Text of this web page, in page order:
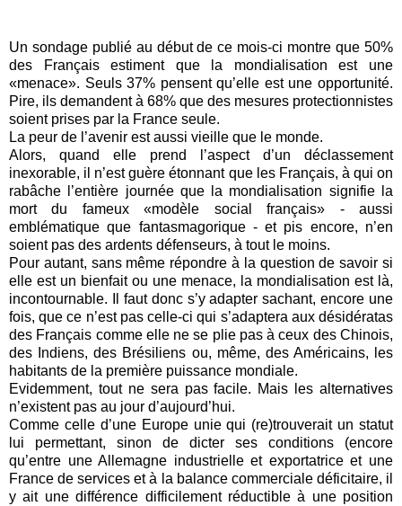
Un sondage publié au début de ce mois-ci montre que 50%
des Français estiment que la mondialisation est une
«menace». Seuls 37% pensent qu’elle est une opportunité.
Pire, ils demandent à 68% que des mesures protectionnistes
soient prises par la France seule.
La peur de l’avenir est aussi vieille que le monde.
Alors, quand elle prend l’aspect d’un déclassement
inexorable, il n’est guère étonnant que les Français, à qui on
rabâche l’entière journée que la mondialisation signifie la
mort du fameux «modèle social français» - aussi
emblématique que fantasmagorique - et pis encore, n’en
soient pas des ardents défenseurs, à tout le moins.
Pour autant, sans même répondre à la question de savoir si
elle est un bienfait ou une menace, la mondialisation est là,
incontournable. Il faut donc s’y adapter sachant, encore une
fois, que ce n’est pas celle-ci qui s’adaptera aux désidératas
des Français comme elle ne se plie pas à ceux des Chinois,
des Indiens, des Brésiliens ou, même, des Américains, les
habitants de la première puissance mondiale.
Evidemment, tout ne sera pas facile. Mais les alternatives
n’existent pas au jour d’aujourd’hui.
Comme celle d’une Europe unie qui (re)trouverait un statut
lui permettant, sinon de dicter ses conditions (encore
qu’entre une Allemagne industrielle et exportatrice et une
France de services et à la balance commerciale déficitaire, il
y ait une différence difficilement réductible à une position